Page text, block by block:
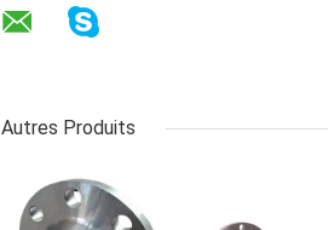
Autres Produits